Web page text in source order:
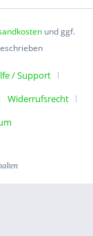
und ggf.
/ Support
Widerrufsrecht